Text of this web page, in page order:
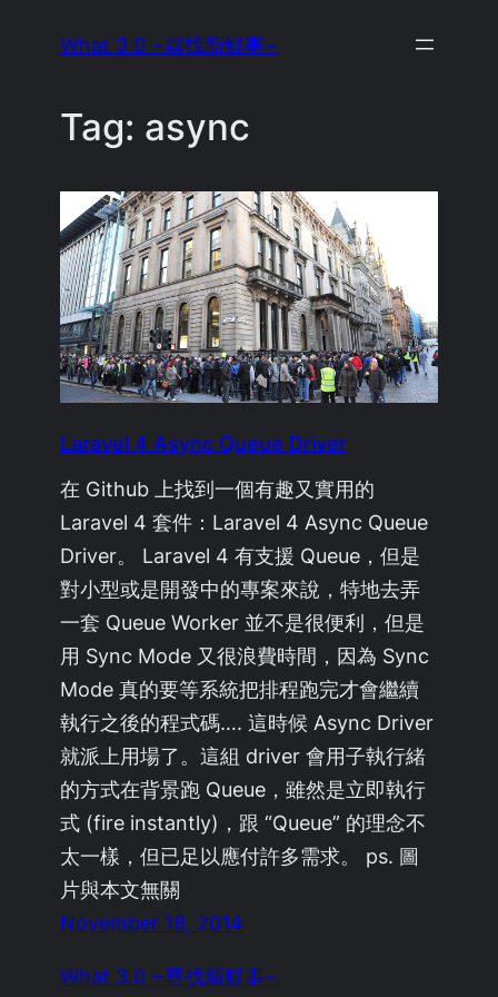
What 3.0 ~尋找新鮮事~
Tag: async
Laravel 4 Async Queue Driver
在 Github 上找到一個有趣又實用的
Laravel 4 套件：Laravel 4 Async Queue
Driver。 Laravel 4 有支援 Queue，但是
對小型或是開發中的專案來說，特地去弄
一套 Queue Worker 並不是很便利，但是
用 Sync Mode 又很浪費時間，因為 Sync
Mode 真的要等系統把排程跑完才會繼續
執行之後的程式碼…. 這時候 Async Driver
就派上用場了。這組 driver 會用子執行緒
的方式在背景跑 Queue，雖然是立即執行
式 (fire instantly)，跟 “Queue” 的理念不
太一樣，但已足以應付許多需求。 ps. 圖
片與本文無關
November 18, 2014
What 3.0 ~尋找新鮮事~